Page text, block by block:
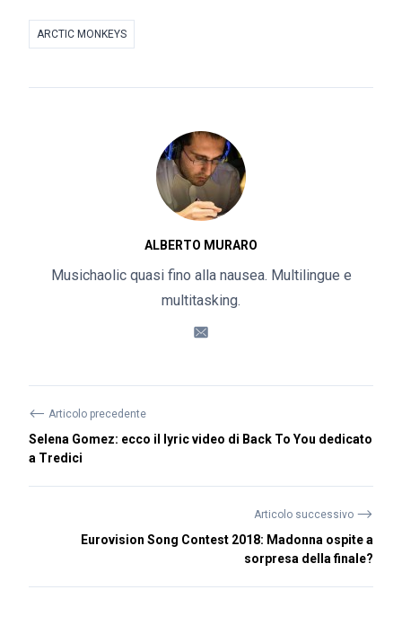
ARCTIC MONKEYS
ALBERTO MURARO
Musichaolic quasi fino alla nausea. Multilingue e
multitasking.
⟵ Articolo precedente
Selena Gomez: ecco il lyric video di Back To You dedicato
a Tredici
Articolo successivo ⟶
Eurovision Song Contest 2018: Madonna ospite a
sorpresa della finale?